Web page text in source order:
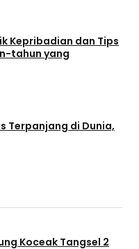
Kepribadian dan Tips
tahun yang
Terpanjang di Dunia,
Koceak Tangsel 2